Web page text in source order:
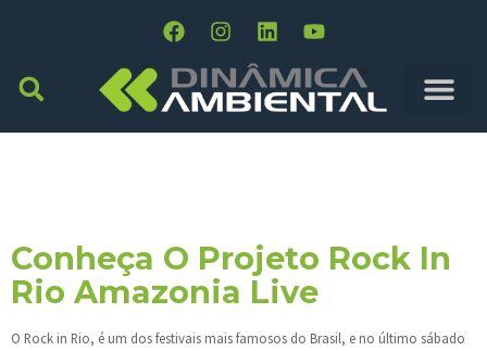
Conheça O Projeto Rock In
Rio Amazonia Live
O Rock in Rio, é um dos festivais mais famosos do Brasil, e no último sábado